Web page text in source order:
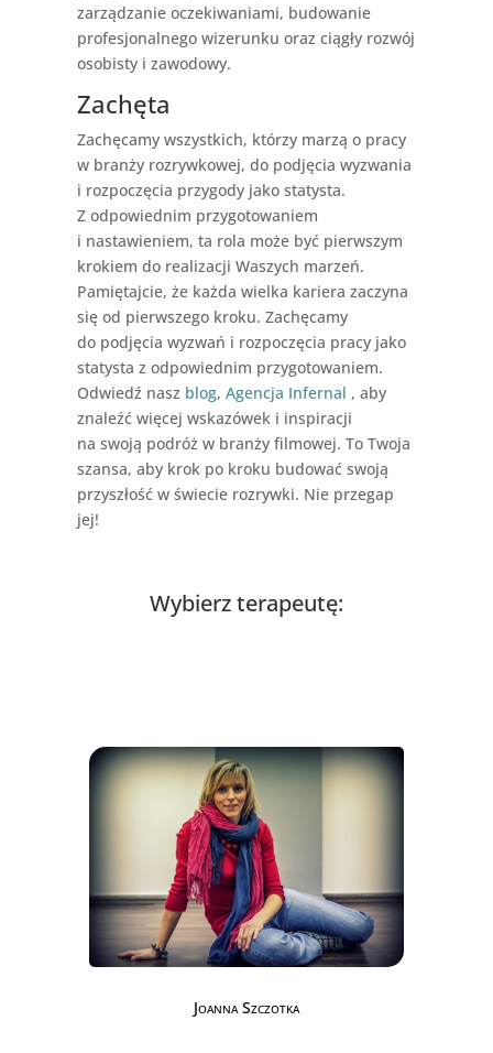
zarządzanie oczekiwaniami, budowanie
profesjonalnego wizerunku oraz ciągły rozwój
osobisty i zawodowy.
Zachęta
Zachęcamy wszystkich, którzy marzą o pracy
w branży rozrywkowej, do podjęcia wyzwania
i rozpoczęcia przygody jako statysta.
Z odpowiednim przygotowaniem
i nastawieniem, ta rola może być pierwszym
krokiem do realizacji Waszych marzeń.
Pamiętajcie, że każda wielka kariera zaczyna
się od pierwszego kroku. Zachęcamy
do podjęcia wyzwań i rozpoczęcia pracy jako
statysta z odpowiednim przygotowaniem.
Odwiedź nasz blog, Agencja Infernal , aby
znaleźć więcej wskazówek i inspiracji
na swoją podróż w branży filmowej. To Twoja
szansa, aby krok po kroku budować swoją
przyszłość w świecie rozrywki. Nie przegap
jej!
Wybierz terapeutę:
Joanna Szczotka